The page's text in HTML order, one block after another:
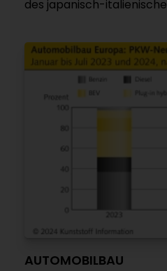
des japanisch-
AUTOMOBILBAU